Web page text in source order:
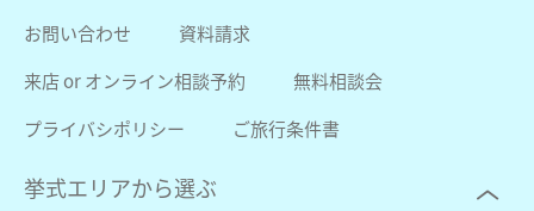
お問い合わせ
資料請求
来店 or オンライン相談予約
無料相談会
プライバシポリシー
ご旅行条件書
挙式エリアから選ぶ